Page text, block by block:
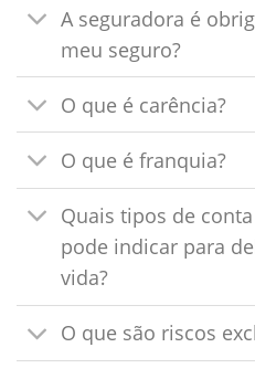
A seguradora é
meu seguro?
O que é carência?
O que é franquia?
Quais tipos de
pode indicar para
vida?
O que são riscos